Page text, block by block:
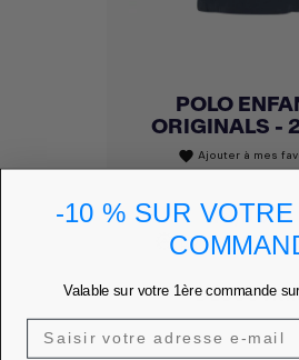
POLO
ORIGINALS -
favorite Ajouter à mes
Prix
40,00 €
PRIX MEMBRE
-10 % SUR
Valable sur votre 1ère commande